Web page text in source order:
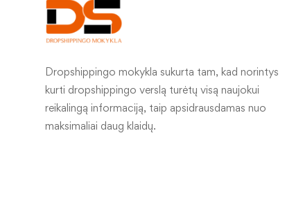
Dropshippingo mokykla sukurta tam, kad norintys
kurti dropshippingo verslą turėtų visą naujokui
reikalingą informaciją, taip apsidrausdamas nuo
maksimaliai daug klaidų.